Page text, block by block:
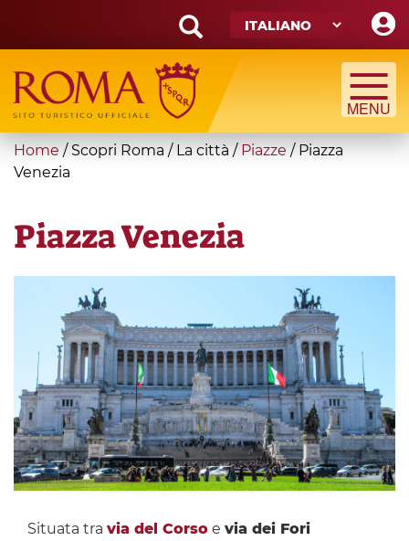
main
content
Search
form
Cerca
You
are
Home / Scopri Roma / La città / Piazze / Piazza
Venezia
Piazza Venezia
Situata tra via del Corsoe via dei Fori